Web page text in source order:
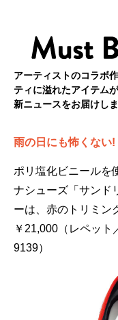
アーティストのコラボ
ティに溢れたアイテム
新ニュースをお届けし
雨の日にも怖くない!
ポリ塩化ビニールを
ナシューズ「サンド
ーは、赤のトリミン
￥21,000（レペッ
9139）